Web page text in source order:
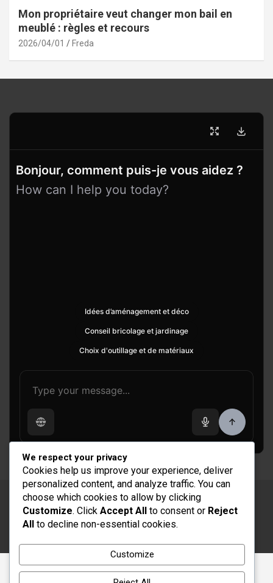
Mon propriétaire veut changer mon bail en
meublé : règles et recours
2026/04/01 Freda
Bonjour, comment puis-je vous aidez ?
How can I help you today?
Idées d’aménagement et déco
Conseil bricolage et jardinage
Choix d'outillage et de matériaux
Copyright © 2026Rénovation et Décoration
Thème par :Theme Horse
We respect your privacy
Cookies help us improve your experience, deliver
personalized content, and analyze traffic. You can
choose which cookies to allow by clicking
Customize. Click Accept All to consent or Reject
All to decline non-essential cookies.
Customize